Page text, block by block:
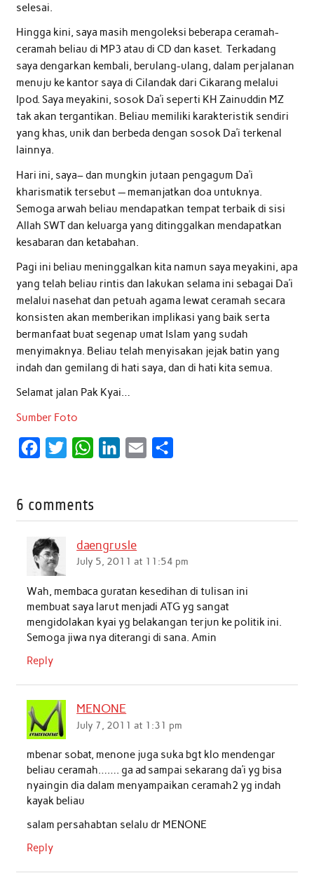
selesai.
Hingga kini, saya masih mengoleksi beberapa ceramah-
ceramah beliau di MP3 atau di CD dan kaset. Terkadang
saya dengarkan kembali, berulang-ulang, dalam perjalanan
menuju ke kantor saya di Cilandak dari Cikarang melalui
Ipod. Saya meyakini, sosok Da’i seperti KH Zainuddin MZ
tak akan tergantikan. Beliau memiliki karakteristik sendiri
yang khas, unik dan berbeda dengan sosok Da’i terkenal
lainnya.
Hari ini, saya– dan mungkin jutaan pengagum Da’i
kharismatik tersebut — memanjatkan doa untuknya.
Semoga arwah beliau mendapatkan tempat terbaik di sisi
Allah SWT dan keluarga yang ditinggalkan mendapatkan
kesabaran dan ketabahan.
Pagi ini beliau meninggalkan kita namun saya meyakini, apa
yang telah beliau rintis dan lakukan selama ini sebagai Da’i
melalui nasehat dan petuah agama lewat ceramah secara
konsisten akan memberikan implikasi yang baik serta
bermanfaat buat segenap umat Islam yang sudah
menyimaknya. Beliau telah menyisakan jejak batin yang
indah dan gemilang di hati saya, dan di hati kita semua.
Selamat jalan Pak Kyai…
Sumber Foto
e
o
o
k
t
W
t
A
p
d
n
6 comments
daengrusle
July 5, 2011 at 11:54 pm
Wah, membaca guratan kesedihan di tulisan ini
membuat saya larut menjadi ATG yg sangat
mengidolakan kyai yg belakangan terjun ke politik ini.
Semoga jiwa nya diterangi di sana. Amin
Reply
MENONE
July 7, 2011 at 1:31 pm
mbenar sobat, menone juga suka bgt klo mendengar
beliau ceramah……. ga ad sampai sekarang da’i yg bisa
nyaingin dia dalam menyampaikan ceramah2 yg indah
kayak beliau
salam persahabtan selalu dr MENONE
Reply